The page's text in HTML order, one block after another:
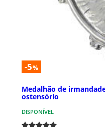
-5%
Medalhão de
ostensório
DISPONÍVEL